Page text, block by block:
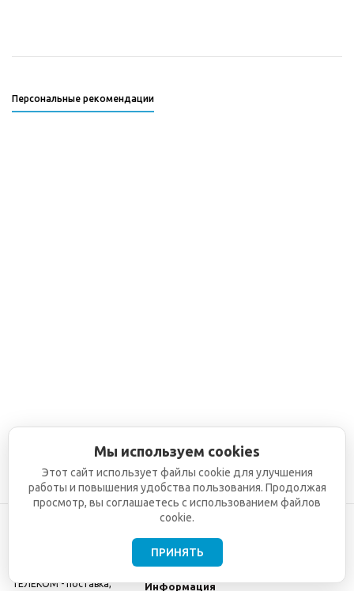
Персональные рекомендации
ТЕЛЕКОМ - поставка,
Информация
Мы используем cookies
Этот сайт использует файлы cookie для улучшения
работы и повышения удобства пользования. Продолжая
просмотр, вы соглашаетесь с использованием файлов
cookie.
ПРИНЯТЬ